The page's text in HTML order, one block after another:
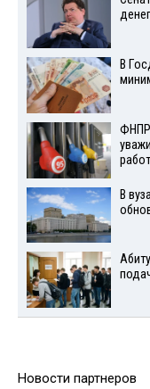
В
В
Новости партнеров